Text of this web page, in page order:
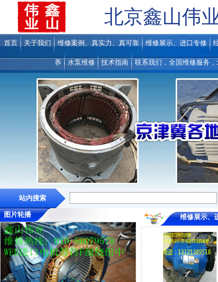
北京鑫山伟
首页 关于我们 维修案例、真实力、真可靠 维修展示、进口专修
养 水泵维修 技术指南 联系我们，全国维修服务
站内搜索
图片轮播 维修展示、